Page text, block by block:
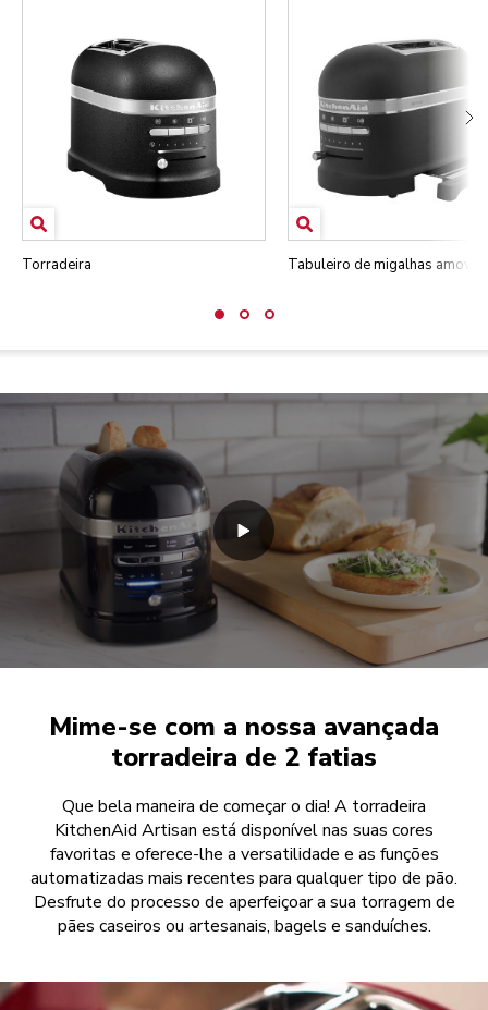
Torradeira Tabuleiro de migalhas
Mime-se com a nossa avançada
torradeira de 2 fatias
Que bela maneira de começar o dia! A torradeira
KitchenAid Artisan está disponível nas suas cores
favoritas e oferece-lhe a versatilidade e as funções
automatizadas mais recentes para qualquer tipo de pão.
Desfrute do processo de aperfeiçoar a sua torragem de
pães caseiros ou artesanais, bagels e sanduíches.